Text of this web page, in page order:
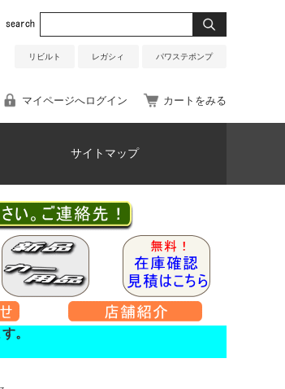
リビルト レガシィ パワステポンプ
マイページへログイン カートをみる
サイトマップ
。